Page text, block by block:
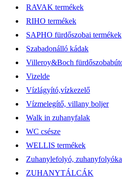
RAVAK termékek
RIHO termékek
SAPHO fürdőszobai termékek
Szabadonálló kádak
Villeroy&Boch
Vizelde
Vízlágyító,vízkezelő
Vízmelegítő, villany boljer
Walk in zuhanyfalak
WC csésze
WELLIS termékek
Zuhanylefolyó, zuhanyfolyóka
ZUHANYTÁLCÁK